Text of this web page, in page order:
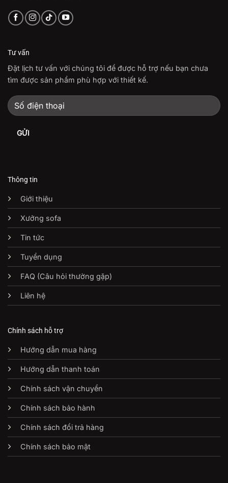
Thông tin
Giới thiệu
Xưởng sofa
Tin tức
Tuyển dụng
FAQ (Câu hỏi thường gặp)
Liên hệ
Chính sách hỗ trợ
Hướng dẫn mua hàng
Hướng dẫn thanh toán
Chính sách vận chuyển
Chính sách bảo hành
Chính sách đổi trả hàng
Chính sách bảo mật
Tư vấn
Đặt lịch tư vấn với chúng tôi để được hỗ trợ nếu bạn chưa
tìm được sản phẩm phù hợp với thiết kế.